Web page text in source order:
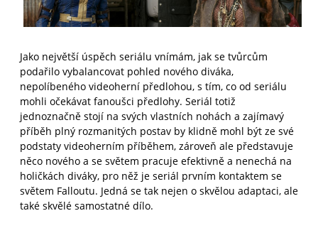
Jako největší úspěch seriálu vnímám, jak se tvůrcům
podařilo vybalancovat pohled nového diváka,
nepolíbeného videoherní předlohou, s tím, co od seriálu
mohli očekávat fanoušci předlohy. Seriál totiž
jednoznačně stojí na svých vlastních nohách a zajímavý
příběh plný rozmanitých postav by klidně mohl být ze své
podstaty videoherním příběhem, zároveň ale představuje
něco nového a se světem pracuje efektivně a nenechá na
holičkách diváky, pro něž je seriál prvním kontaktem se
světem Falloutu. Jedná se tak nejen o skvělou adaptaci, ale
také skvělé samostatné dílo.